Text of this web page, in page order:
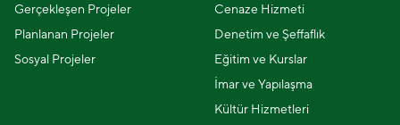
Gerçekleşen Projeler
Planlanan Projeler
Sosyal Projeler
Cenaze Hizmeti
Denetim ve Şeffaflık
Eğitim ve Kurslar
İmar ve Yapılaşma
Kültür Hizmetleri